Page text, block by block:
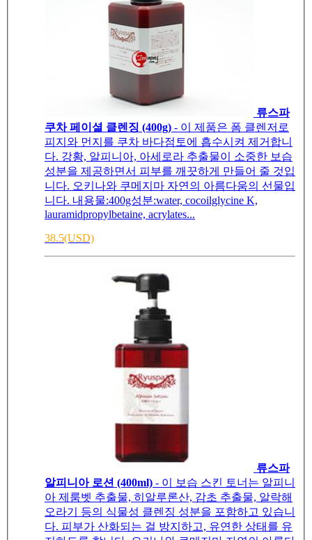
류스파
쿠차 페이셜 클렌징 (400g) - 이 제품은 폼 클렌저로
피지와 먼지를 쿠차 바다점토에 흡수시켜 제거합니
다. 강황, 알피니아, 아세로라 추출물이 소중한 보습
성분을 제공하면서 피부를 깨끗하게 만들어 줄 것입
니다. 오키나와 쿠메지마 자연의 아름다움의 선물입
니다. 내용물:400g성분:water, cocoilglycine K,
lauramidpropylbetaine, acrylates...
38.5(USD)
류스파
알피니아 로션 (400ml) - 이 보습 스킨 토너는 알피니
아 제룸벳 추출물, 히알루론산, 감초 추출물, 알락해
오라기 등의 식물성 클렌징 성분을 포함하고 있습니
다. 피부가 산화되는 걸 방지하고, 유연한 상태를 유